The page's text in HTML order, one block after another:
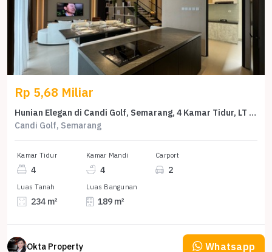
Rp 5,68 Miliar
Hunian Elegan di Candi Golf, Semarang, 4 Kamar Tidur, LT 234m²
Candi Golf, Semarang
Kamar Tidur
4
Kamar Mandi
4
Carport
2
Luas Tanah
234 m²
Luas Bangunan
189 m²
Okta Property Whatsapp